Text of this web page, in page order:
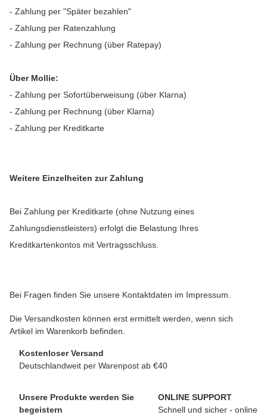
- Zahlung per "Später bezahlen"
- Zahlung per Ratenzahlung
- Zahlung per Rechnung (über Ratepay)
Über Mollie:
- Zahlung per Sofortüberweisung (über Klarna)
- Zahlung per Rechnung (über Klarna)
- Zahlung per Kreditkarte
Weitere Einzelheiten zur Zahlung
Bei Zahlung per Kreditkarte (ohne Nutzung eines
Zahlungsdienstleisters) erfolgt die Belastung Ihres
Kreditkartenkontos mit Vertragsschluss.
Bei Fragen finden Sie unsere Kontaktdaten im Impressum.
Die Versandkosten können erst ermittelt werden, wenn sich
Artikel im Warenkorb befinden.
Kostenloser Versand
Deutschlandweit per Warenpost ab €40
Unsere Produkte werden Sie
begeistern
ONLINE SUPPORT
Schnell und sicher - online